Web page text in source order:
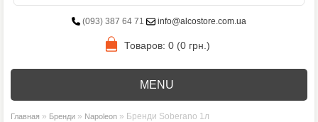
(093) 387 64 71 info@alcostore.com.ua
Товаров: 0 (0 грн.)
MENU
Главная » Бренди » Napoleon » Бренди Soberano 1л